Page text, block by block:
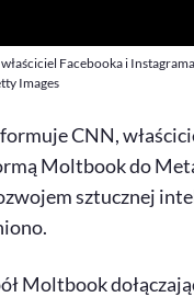
Facebooka i
Images
CNN,
Moltbook do
sztucznej
Moltbook